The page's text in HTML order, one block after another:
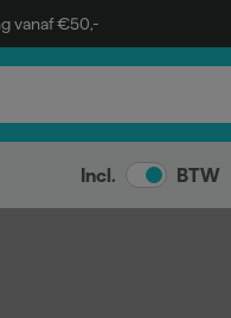
vanaf €50,-
Incl. BTW